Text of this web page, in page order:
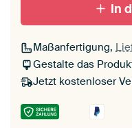
In
Maßanfertigung,
Gestalte das
Jetzt kostenloser